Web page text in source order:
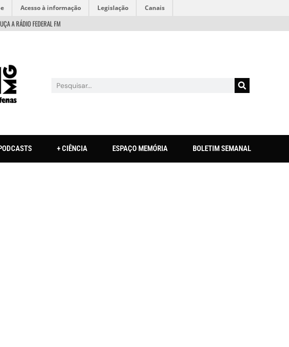
Acesso à informação Legislação Canais
A RÁDIO FEDERAL FM
+ CIÊNCIA ESPAÇO MEMÓRIA BOLETIM SEMANAL